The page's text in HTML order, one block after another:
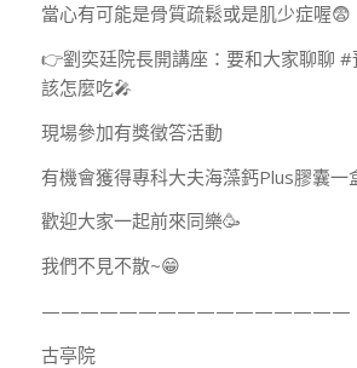
當心有可能是骨質疏鬆或是肌少症喔😨
👉劉奕廷院長開講座：要和大家聊聊
該怎麼吃🎤
現場參加有獎徵答活動
有機會獲得專科大夫海藻鈣Plus膠囊一
歡迎大家一起前來同樂🥳
我們不見不散~😁
————————————————
古亭院